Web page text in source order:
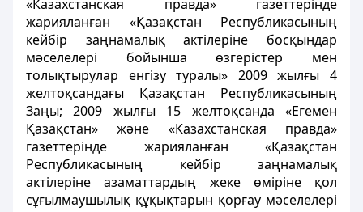
«Казахстанская правда» газеттерінде
жарияланған «Қазақстан Республикасының
кейбір заңнамалық актілеріне босқындар
мәселелері бойынша өзгерістер мен
толықтырулар енгізу туралы» 2009 жылғы 4
желтоқсандағы Қазақстан Республикасының
Заңы; 2009 жылғы 15 желтоқсанда «Егемен
Қазақстан» және «Казахстанская правда»
газеттерінде жарияланған «Қазақстан
Республикасының кейбір заңнамалық
актілеріне азаматтардың жеке өміріне қол
сұғылмаушылық құқықтарын қорғау мәселелері